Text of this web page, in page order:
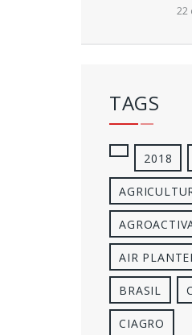
22
TAGS
2018
AIR
BRASIL
CIAGRO